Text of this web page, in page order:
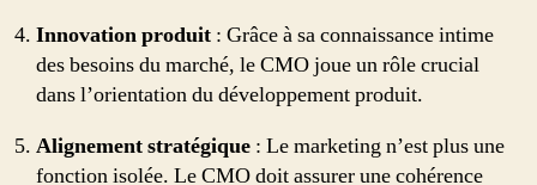
Innovation produit : Grâce à sa connaissance intime
des besoins du marché, le CMO joue un rôle crucial
dans l’orientation du développement produit.
Alignement stratégique : Le marketing n’est plus une
fonction isolée. Le CMO doit assurer une cohérence